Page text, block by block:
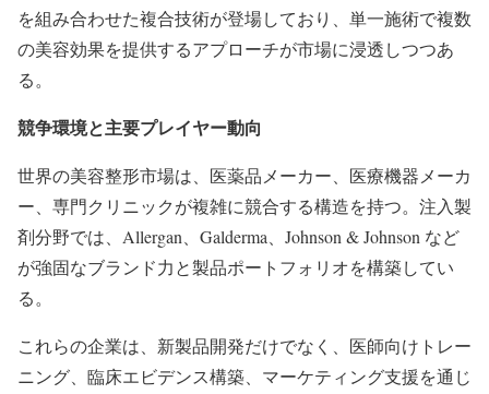
を組み合わせた複合技術が登場しており、単一施術で複数
の美容効果を提供するアプローチが市場に浸透しつつあ
る。
競争環境と主要プレイヤー動向
世界の美容整形市場は、医薬品メーカー、医療機器メーカ
ー、専門クリニックが複雑に競合する構造を持つ。注入製
剤分野では、Allergan、Galderma、Johnson & Johnson など
が強固なブランド力と製品ポートフォリオを構築してい
る。
これらの企業は、新製品開発だけでなく、医師向けトレー
ニング、臨床エビデンス構築、マーケティング支援を通じ